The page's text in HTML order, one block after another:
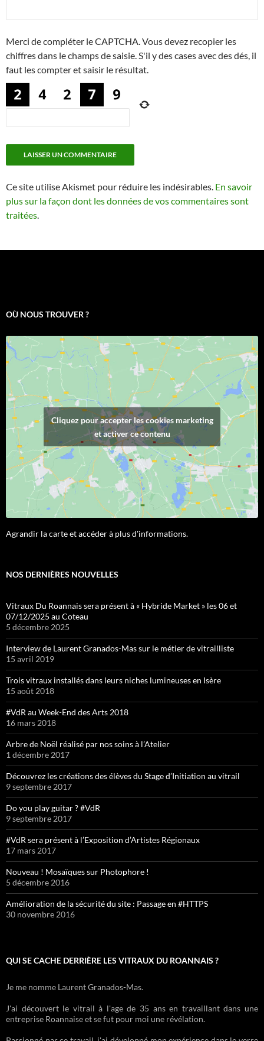
Merci de compléter le CAPTCHA. Vous devez recopier les
chiffres dans le champs de saisie. S'il y des cases avec des dés, il
faut les compter et saisir le résultat.
Ce site utilise Akismet pour réduire les indésirables. En savoir
plus sur la façon dont les données de vos commentaires sont
traitées.
OÙ NOUS TROUVER ?
Cliquez pour accepter les cookies marketing
et activer ce contenu
Agrandir la carte et accéder à plus d'informations.
NOS DERNIÈRES NOUVELLES
Vitraux Du Roannais sera présent à « Hybride Market » les 06 et
07/12/2025 au Coteau
5 décembre 2025
Interview de Laurent Granados-Mas sur le métier de vitrailliste
15 avril 2019
Trois vitraux installés dans leurs niches lumineuses en Isère
15 août 2018
#VdR au Week-End des Arts 2018
16 mars 2018
Arbre de Noël réalisé par nos soins à l’Atelier
1 décembre 2017
Découvrez les créations des élèves du Stage d’Initiation au vitrail
9 septembre 2017
Do you play guitar ? #VdR
9 septembre 2017
#VdR sera présent à l’Exposition d’Artistes Régionaux
17 mars 2017
Nouveau ! Mosaïques sur Photophore !
5 décembre 2016
Amélioration de la sécurité du site : Passage en #HTTPS
30 novembre 2016
QUI SE CACHE DERRIÈRE LES VITRAUX DU ROANNAIS ?
Je me nomme Laurent Granados-Mas.
J'ai découvert le vitrail à l'age de 35 ans en travaillant dans une
entreprise Roannaise et se fut pour moi une révélation.